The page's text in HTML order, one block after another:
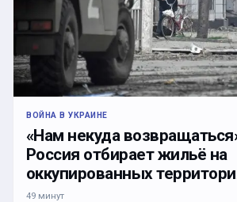
ВОЙНА В УКРАИНЕ
«Нам некуда
Россия отбирает жильё на
оккупированных
49 минут